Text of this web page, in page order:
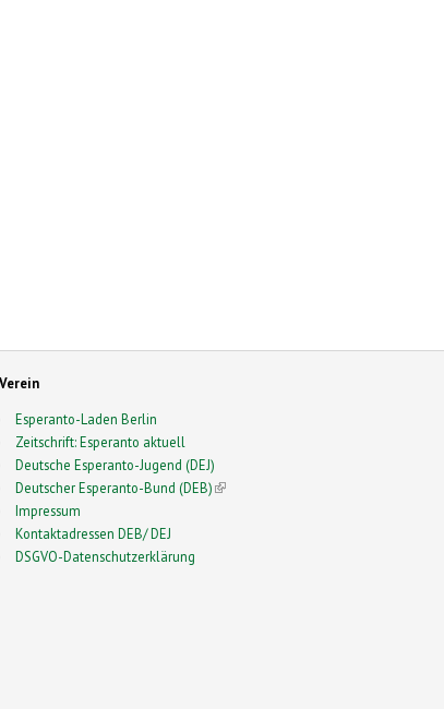
Verein
Esperanto-Laden Berlin
Zeitschrift: Esperanto aktuell
Deutsche Esperanto-Jugend (DEJ)
Deutscher Esperanto-Bund (DEB)(link is external)
Impressum
Kontaktadressen DEB/ DEJ
DSGVO-Datenschutzerklärung